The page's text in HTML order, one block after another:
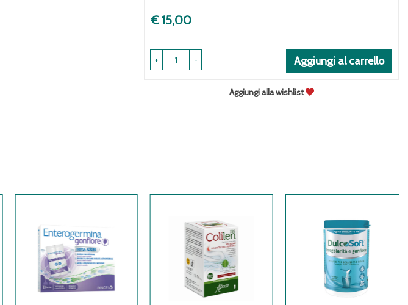
Prezzo
€ 15,00
-
+ Aggiungi al carrello
Aggiungi alla wishlist